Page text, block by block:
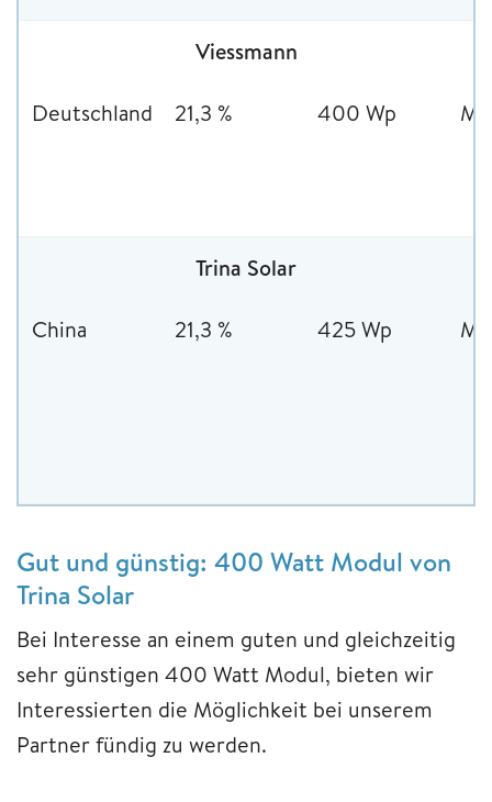
Viessmann
Deutschland 21,3 % 400 Wp
Trina Solar
China 21,3 % 425 Wp
Gut und günstig: 400 Watt Modul von
Trina Solar
Bei Interesse an einem guten und gleichzeitig
sehr günstigen 400 Watt Modul, bieten wir
Interessierten die Möglichkeit bei unserem
Partner fündig zu werden.